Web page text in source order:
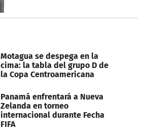
Motagua se despega en la
cima: la tabla del grupo D de
la Copa Centroamericana
Panamá enfrentará a Nueva
Zelanda en torneo
internacional durante Fecha
FIFA